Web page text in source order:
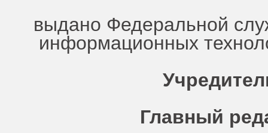
выдано Федеральной
информационных
Главный